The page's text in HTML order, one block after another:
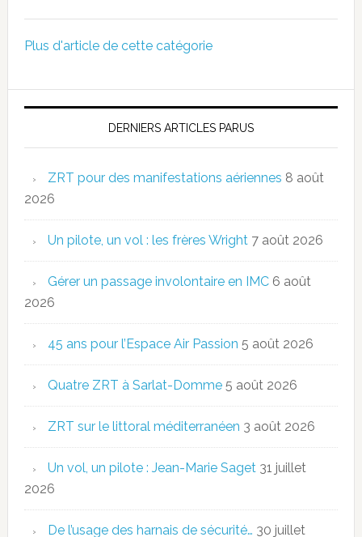
Plus d'article de cette catégorie
DERNIERS ARTICLES PARUS
ZRT pour des manifestations aériennes 8 août
2026
Un pilote, un vol : les frères Wright 7 août 2026
Gérer un passage involontaire en IMC 6 août
2026
45 ans pour l’Espace Air Passion 5 août 2026
Quatre ZRT à Sarlat-Domme 5 août 2026
ZRT sur le littoral méditerranéen 3 août 2026
Un vol, un pilote : Jean-Marie Saget 31 juillet
2026
De l’usage des harnais de sécurité… 30 juillet